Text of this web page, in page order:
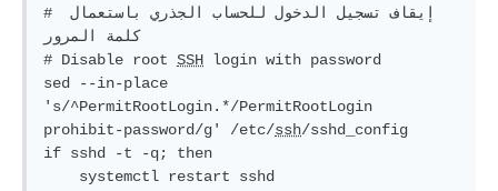
# إيقاف تسجيل الدخول للحساب الجذري باستعمال
كلمة المرور
# Disable root SSH login with password
's/^PermitRootLogin.*/PermitRootLogin
prohibit-password/g'
/etc/ssh
if sshd -t -q; then